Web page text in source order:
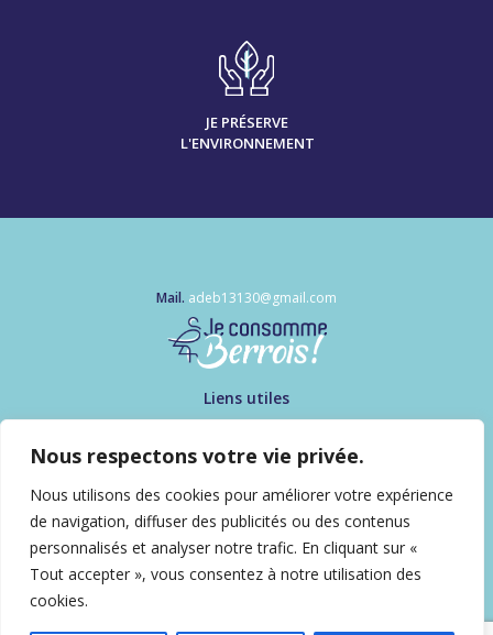
Nous respectons votre vie privée.
Nous utilisons des cookies pour améliorer votre expérience
de navigation, diffuser des publicités ou des contenus
personnalisés et analyser notre trafic. En cliquant sur «
Tout accepter », vous consentez à notre utilisation des
cookies.
JE PRÉSERVE
L'ENVIRONNEMENT
Mail. adeb13130@gmail.com
Liens utiles
Mon compte
Contactez-nous !
FAQ
Qui sommes-nous ?
Politique de confidentialité
Suivez-nous